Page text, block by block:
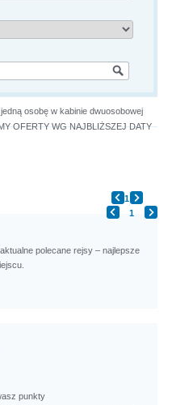
osobę w kabinie dwuosobowej
OFERTY WG NAJBLIŻSZEJ DATY
1
1
polecane rejsy – najlepsze
punkty